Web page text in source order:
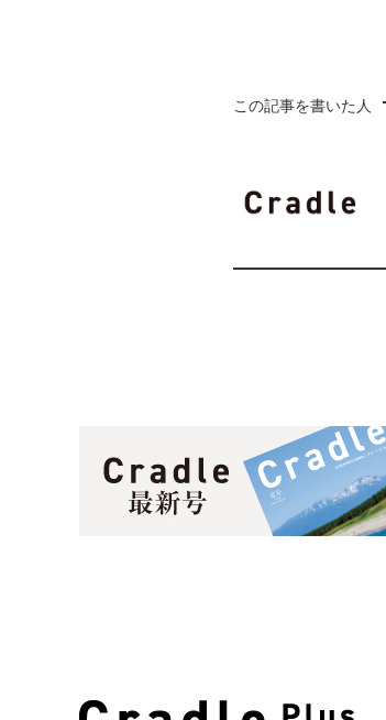
この記事を書いた人